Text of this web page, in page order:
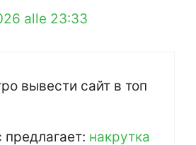
alle 23:33
вывести сайт в топ
накрутка